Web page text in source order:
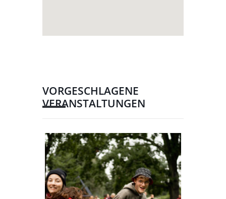
VORGESCHLAGENE
VERANSTALTUNGEN